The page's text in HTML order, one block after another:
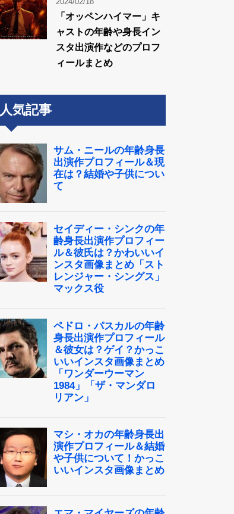
「オッペンハイマー」キ
ャストの年齢や身長イン
スタ出演作などのプロフ
ィールまとめ
人気記事